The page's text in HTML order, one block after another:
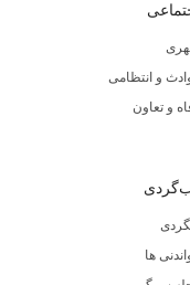
و انتظامی
و تعاون
ها